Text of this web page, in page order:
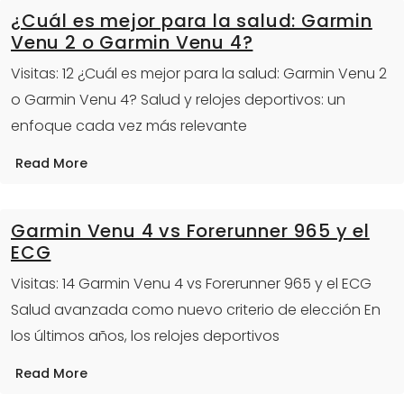
¿Cuál es mejor para la salud: Garmin
Venu 2 o Garmin Venu 4?
Visitas: 12 ¿Cuál es mejor para la salud: Garmin Venu 2
o Garmin Venu 4? Salud y relojes deportivos: un
enfoque cada vez más relevante
Read More
Garmin Venu 4 vs Forerunner 965 y el
ECG
Visitas: 14 Garmin Venu 4 vs Forerunner 965 y el ECG
Salud avanzada como nuevo criterio de elección En
los últimos años, los relojes deportivos
Read More